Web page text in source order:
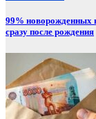
99% новорожденных
сразу после рождения